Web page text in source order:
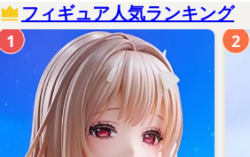
フィギュア人気ランキング
1 2